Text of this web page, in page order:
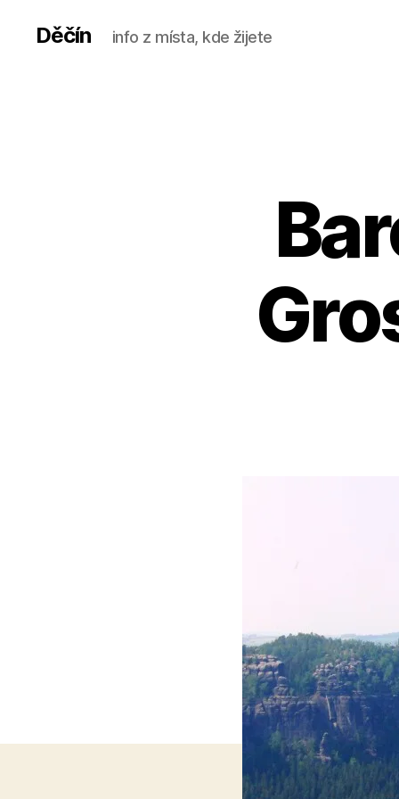
Děčín info z místa, kde žijete